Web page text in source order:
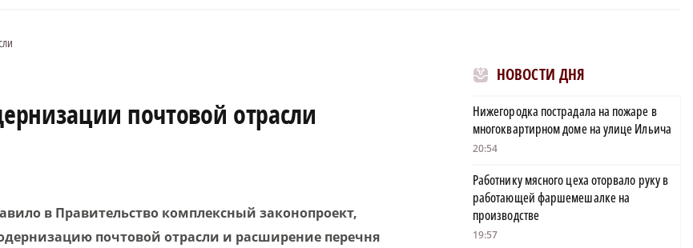
почтовой отрасли
в Правительство комплексный законопроект,
почтовой отрасли и расширение перечня
НОВОСТИ ДНЯ
Нижегородка пострадала на пожаре в
многоквартирном доме на улице Ильича
20:54
Работнику мясного цеха оторвало руку в
работающей фаршемешалке на
производстве
19:57